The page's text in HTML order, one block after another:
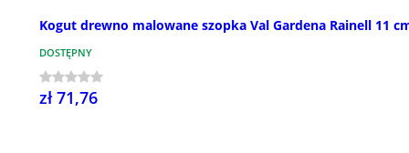
Kogut drewno malowane szopka Val Gardena Rainell 11
DOSTĘPNY
zł 71,76